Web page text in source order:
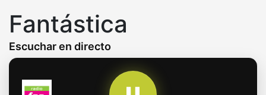
Fantástica
Escuchar en directo